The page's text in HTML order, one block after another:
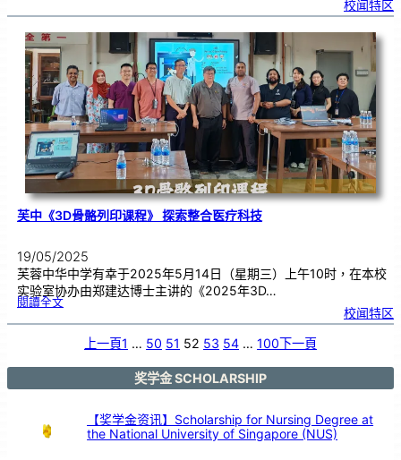
告
绎
比
赛
同
学尽
显
创
意
各
展
神
通
校闻特区
芙中《3D骨骼列印课程》 探索整合医疗科技
19/05/2025
芙蓉中华中学有幸于2025年5月14日（星期三）上午10时，在本校
实验室协办由郑建达博士主讲的《2025年3D…
閱讀全文:芙
《
3
课
程
索
校闻特区
上一頁1 … 50 51 52 53 54 … 100下一頁
奖学金 SCHOLARSHIP
【奖学金资讯】Scholarship for Nursing Degree at
the National University of Singapore (NUS)